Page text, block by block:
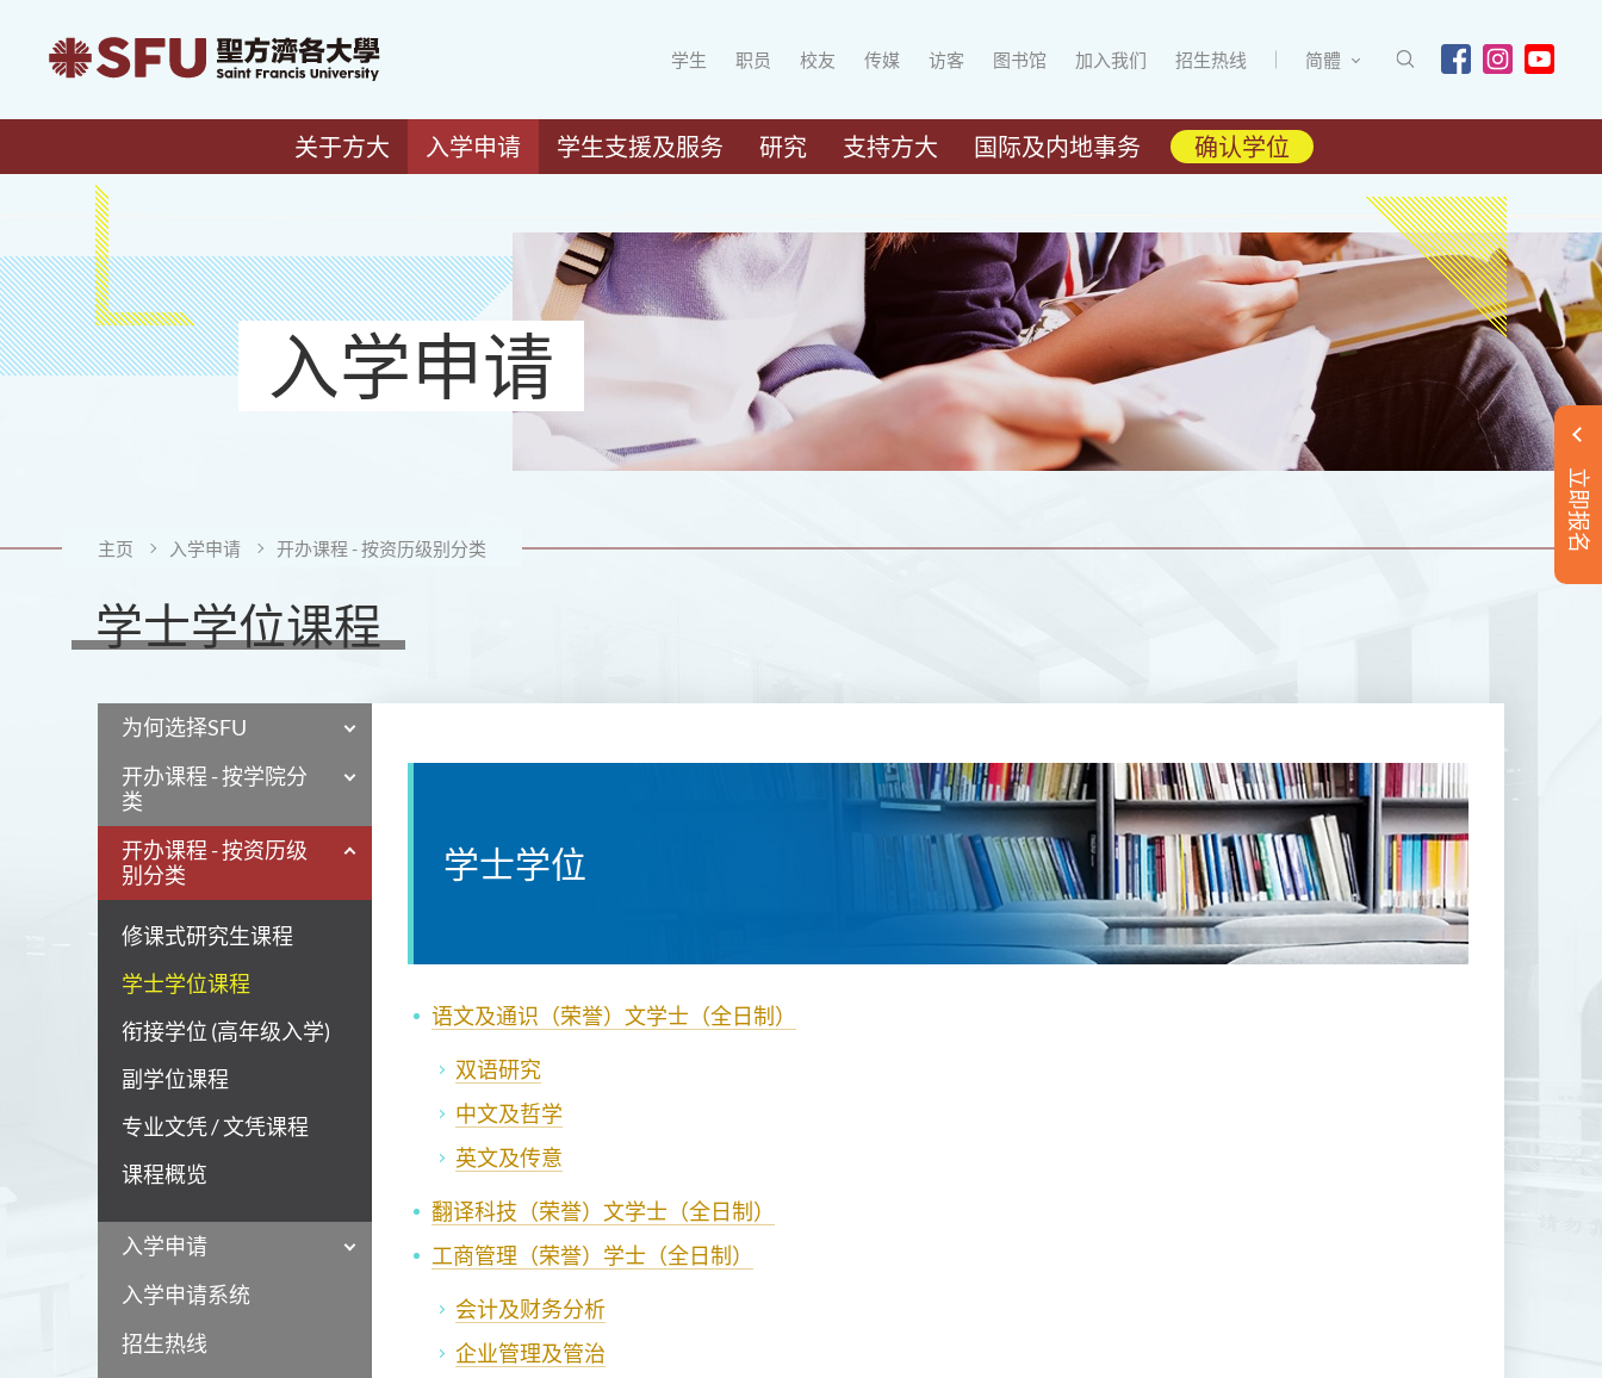
学生 职员 校友 传媒 访客 图书馆 加入我们 招生热线 简體
关于方大 入学申请 学生支援及服务 研究 支持方大 国际及内地事务 确认学位
立即报名
入学申请
主页 入学申请 开办课程 - 按资历级别分类
学士学位课程
为何选择SFU
开办课程 - 按学院分
类
开办课程 - 按资历级
别分类
修课式研究生课程
学士学位课程
衔接学位 (高年级入学)
副学位课程
专业文凭 / 文凭课程
课程概览
入学申请
入学申请系统
招生热线
学士学位
语文及通识（荣誉）文学士（全日制）
双语研究
中文及哲学
英文及传意
翻译科技（荣誉）文学士 （全日制）
工商管理（荣誉）学士 （全日制）
会计及财务分析
企业管理及管治